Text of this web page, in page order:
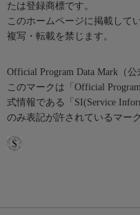
たは登録商標です。
このホームページに掲載して
複写・転載を禁じます。
Official Program Data Mark（公
このマークは「Official
式情報である「SI(Service
のみ表記が許されているマーク